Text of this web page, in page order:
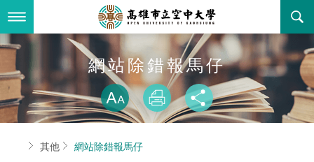
到
要
內最新消息
全部公告
教務公告
學系公告
關於本校
空大簡介
立案證明
本校位置
行政單位
行政單位簡介
學術單位
網站除錯報馬仔
略過字型切
放大
列印 分享
首頁其他 網站除錯報馬仔